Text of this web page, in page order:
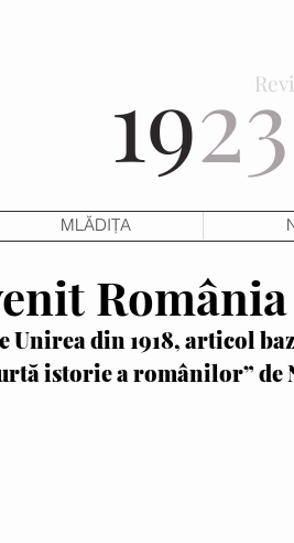
19
MLĂDIȚA
Unirea din 1918, articol
istorie a românilor” de